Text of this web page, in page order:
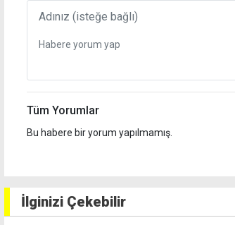
Tüm Yorumlar
Bu habere bir yorum yapılmamış.
İlginizi Çekebilir